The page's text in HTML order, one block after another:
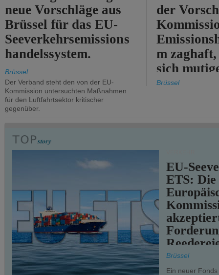
neue Vorschläge aus
Brüssel für das EU-
Seeverkehrsemissions
handelssystem.
Brüssel
Der Verband steht den von der EU-
Kommission untersuchten Maßnahmen
für den Luftfahrtsektor kritischer
gegenüber.
der
m
sich
Brüssel
EU-
ETS: Die
teilweise.
Brüssel
Ein neuer